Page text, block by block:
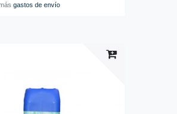
gastos de envío